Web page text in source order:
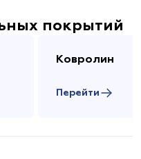
покрытий
Ковролин
Перейти